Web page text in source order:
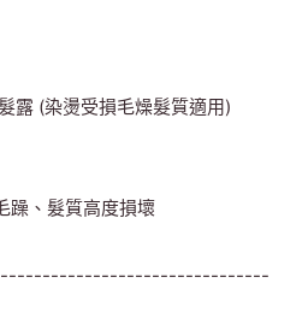
露 (染燙受損毛燥髮質適用)
躁、髮質高度損壞